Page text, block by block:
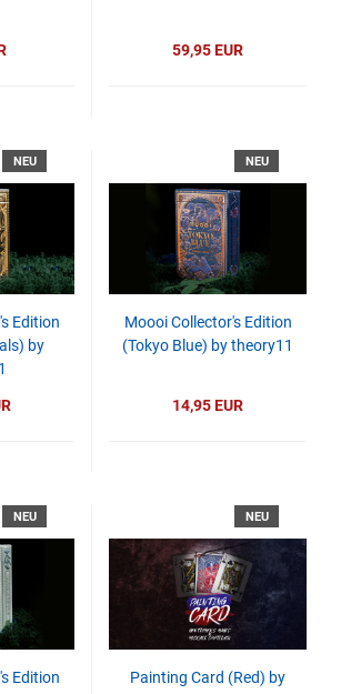
59,95 EUR
NEU
Edition
by
NEU
Moooi Collector's Edition
(Tokyo Blue) by theory11
14,95 EUR
NEU
Edition
NEU
Painting Card (Red) by